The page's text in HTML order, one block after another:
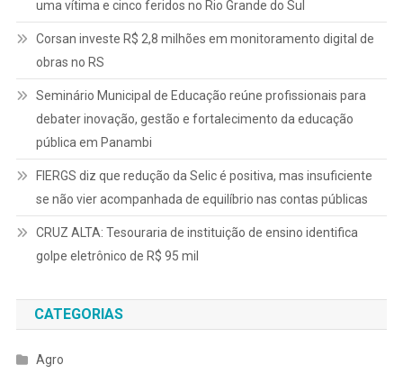
uma vítima e cinco feridos no Rio Grande do Sul
Corsan investe R$ 2,8 milhões em monitoramento digital de
obras no RS
Seminário Municipal de Educação reúne profissionais para
debater inovação, gestão e fortalecimento da educação
pública em Panambi
FIERGS diz que redução da Selic é positiva, mas insuficiente
se não vier acompanhada de equilíbrio nas contas públicas
CRUZ ALTA: Tesouraria de instituição de ensino identifica
golpe eletrônico de R$ 95 mil
CATEGORIAS
Agro